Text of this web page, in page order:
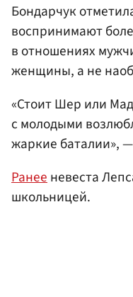
Бондарчук
воспринимают
в отношениях
женщины, а не
«Стоит Шер или
с молодыми
жаркие баталии»,
Ранееневеста
школьницей.